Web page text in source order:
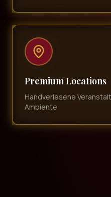
Premium Locations
Handverlesene
Ambiente